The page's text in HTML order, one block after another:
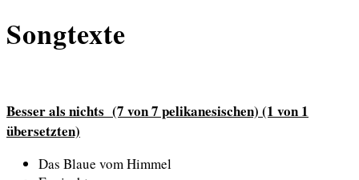
Songtexte
Besser als nichts (7 von 7 pelikanesischen) (1 von 1
übersetzten)
Das Blaue vom Himmel